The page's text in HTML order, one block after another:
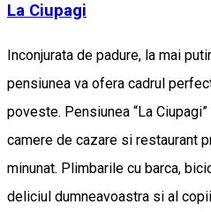
La Ciupagi
Inconjurata de padure, la mai
pensiunea va ofera cadrul
poveste. Pensiunea “La
camere de cazare si restaurant
minunat. Plimbarile cu barca,
deliciul dumneavoastra si al